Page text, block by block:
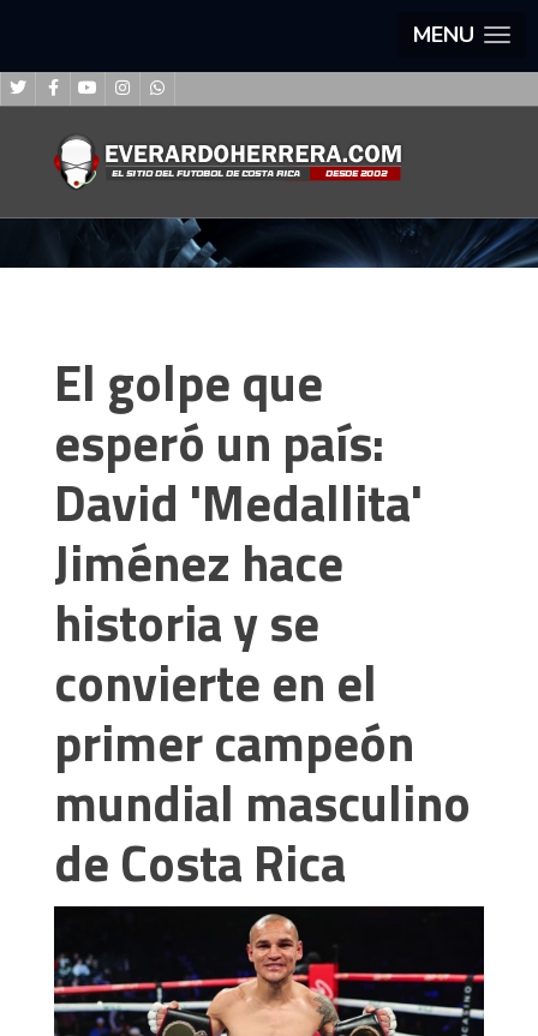
MENU
El golpe que
esperó un país:
David 'Medallita'
Jiménez hace
historia y se
convierte en el
primer campeón
mundial masculino
de Costa Rica